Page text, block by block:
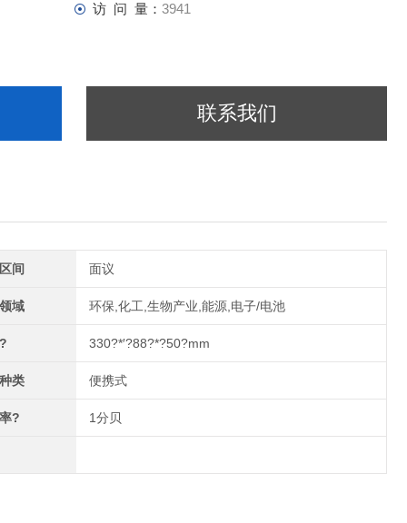
访 问 量： 3941
联系我们
间 面议
域 环保,化工,生物产业,能源,电子/电池
330?*′?88?*?50?mm
类 便携式
? 1分贝